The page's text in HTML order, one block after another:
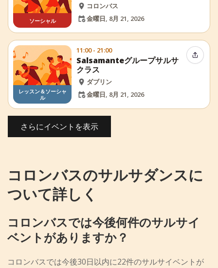
ソーシャル
コロンバス
金曜日, 8月 21, 2026
レッスン＆ソーシャ
ル
11:00 - 21:00
Salsamanteグループサルサ
クラス
ダブリン
金曜日, 8月 21, 2026
イベン
さらにイベントを表示
コロンバスのサルサダンスに
ついて詳しく
コロンバスでは今後何件のサルサイ
ベントがありますか？
コロンバスでは今後30日以内に22件のサルサイベントが